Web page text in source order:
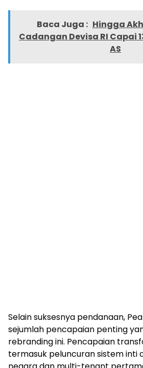
Baca Juga : Hingga
Cadangan Devisa RI Capai
AS
Selain suksesnya pendanaan,
sejumlah pencapaian penting
rebranding ini. Pencapaian
termasuk peluncuran sistem inti